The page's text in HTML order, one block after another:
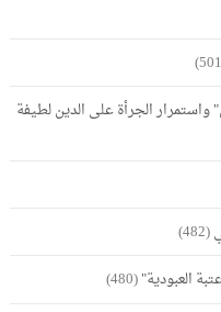
الجرأة على الدين لطيفة
(482)
العبودية"(480)